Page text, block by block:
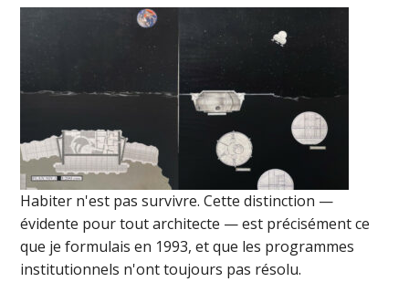
Habiter n'est pas survivre. Cette distinction —
évidente pour tout architecte — est précisément ce
que je formulais en 1993, et que les programmes
institutionnels n'ont toujours pas résolu.